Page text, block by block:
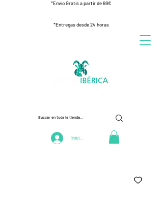
*Envío Gratis a partir de 69€
*Entregas desde 24 horas
Iniciar Sesión